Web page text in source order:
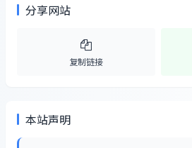
分享网站
复制链接
本站声明